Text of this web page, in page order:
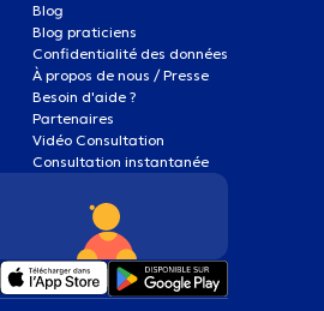
Blog
Blog praticiens
Confidentialité des données
À propos de nous / Presse
Besoin d'aide ?
Partenaires
Vidéo Consultation
Consultation instantanée